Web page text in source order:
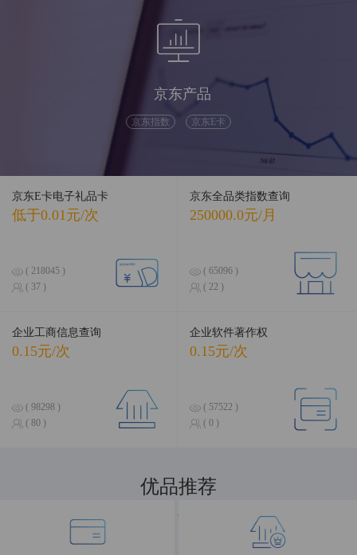
京东产品
京东指数 京东E卡
京东E卡电子礼品卡
低于0.01元/次
( 218045 )
( 37 )
京东全品类指数查询
250000.0元/月
( 65096 )
( 22 )
企业工商信息查询
0.15元/次
( 98298 )
( 80 )
企业软件著作权
0.15元/次
( 57522 )
( 0 )
优品推荐
海量数据，优选试用